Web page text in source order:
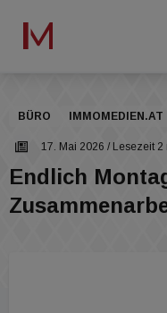
BÜRO IMMOMEDIEN.AT
17. Mai 2026 / Lesezeit 2
Endlich